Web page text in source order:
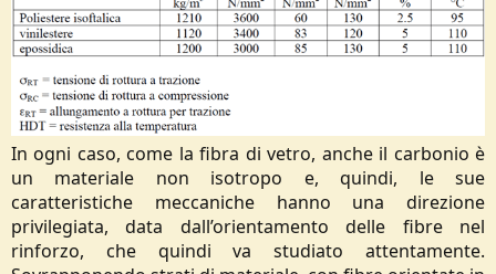
In ogni caso, come la fibra di vetro, anche il carbonio è
un materiale non isotropo e, quindi, le sue
caratteristiche meccaniche hanno una direzione
privilegiata, data dall’orientamento delle fibre nel
rinforzo, che quindi va studiato attentamente.